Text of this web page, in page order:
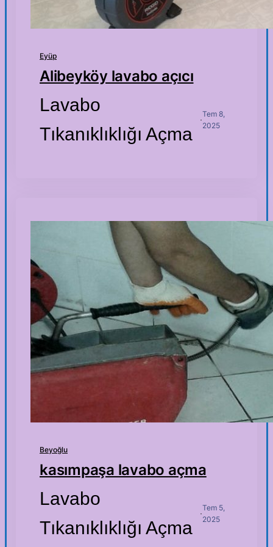
Eyüp
Alibeyköy lavabo açıcı
Lavabo
Tıkanıklıklığı Açma
·
Tem 8,
2025
Beyoğlu
kasımpaşa lavabo açma
Lavabo
Tıkanıklıklığı Açma
·
Tem 5,
2025